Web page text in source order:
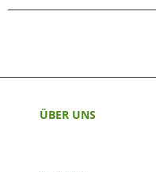
ÜBER UNS